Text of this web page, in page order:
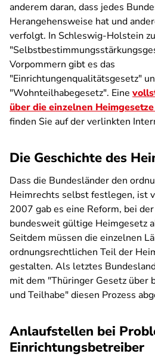
anderem daran, dass jedes
Herangehensweise hat und
verfolgt. In Schleswig-Holstein
Vorpommern gibt es das
"Einrichtungenqualitätsgesetz"
"Wohnteilhabegesetz". Eine
über die einzelnen Heimgesetze
finden Sie auf der verlinkten
Die Geschichte des
Dass die Bundesländer den
Heimrechts selbst festlegen, ist
2007 gab es eine Reform, bei
bundesweit gültige Heimgesetz
Seitdem müssen die einzelnen
ordnungsrechtlichen Teil der
gestalten. Als letztes
mit dem "Thüringer Gesetz über
und Teilhabe" diesen Prozess
Anlaufstellen bei
Einrichtungsbetreiber